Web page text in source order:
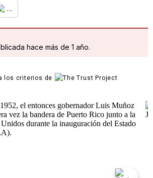
...
hace más de 1 año.
los criterios de